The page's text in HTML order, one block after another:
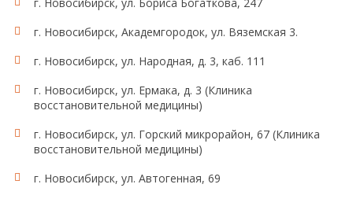
г. Новосибирск, Академгородок, ул. Вяземская 3.
г. Новосибирск, ул. Народная, д. 3, каб. 111
г. Новосибирск, ул. Ермака, д. 3 (Клиника
восстановительной медицины)
г. Новосибирск, ул. Горский микрорайон, 67 (Клиника
восстановительной медицины)
г. Новосибирск, ул. Автогенная, 69